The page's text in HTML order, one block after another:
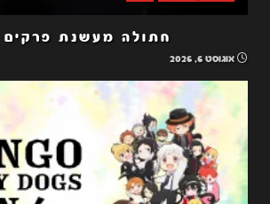
חתולה מעשנת פרקים 5-4
אוגוסט 6, 2026